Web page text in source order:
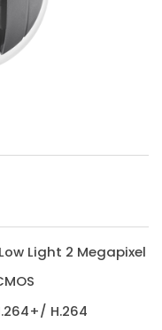
Light 2 Megapixel
H.264